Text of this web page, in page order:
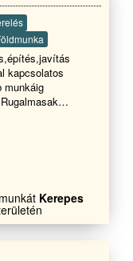
akár S.O.S
kapcsolatos
munkáig
Kerepes